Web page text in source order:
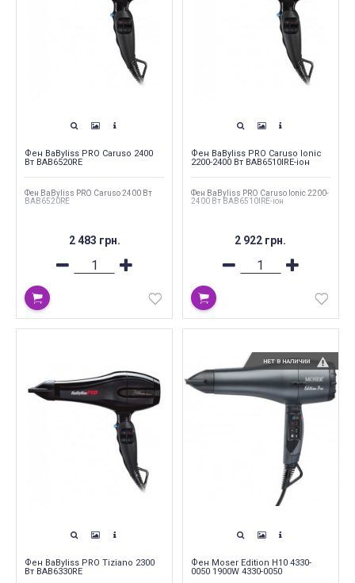
Фен BaByliss PRO Caruso 2400
Вт BAB6520RE
Фен BaByliss PRO Caruso 2400 Вт
BAB6520RE
2 483 грн.
Фен BaByliss PRO Caruso Ionic
2200-2400 Вт BAB6510IRE-іон
Фен BaByliss PRO Caruso Ionic 2200-
2400 Вт BAB6510IRE-іон
2 922 грн.
Фен BaByliss PRO Tiziano 2300
Вт BAB6330RE
НЕТ В НАЛИЧИИ
Фен Moser Edition H10 4330-
0050 1900W 4330-0050